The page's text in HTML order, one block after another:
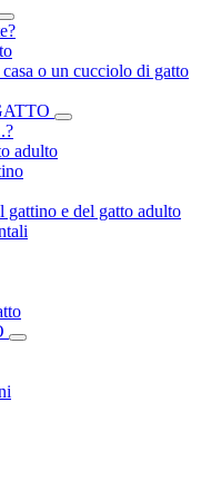
o un cucciolo di gatto
adulto
gattino e del gatto adulto